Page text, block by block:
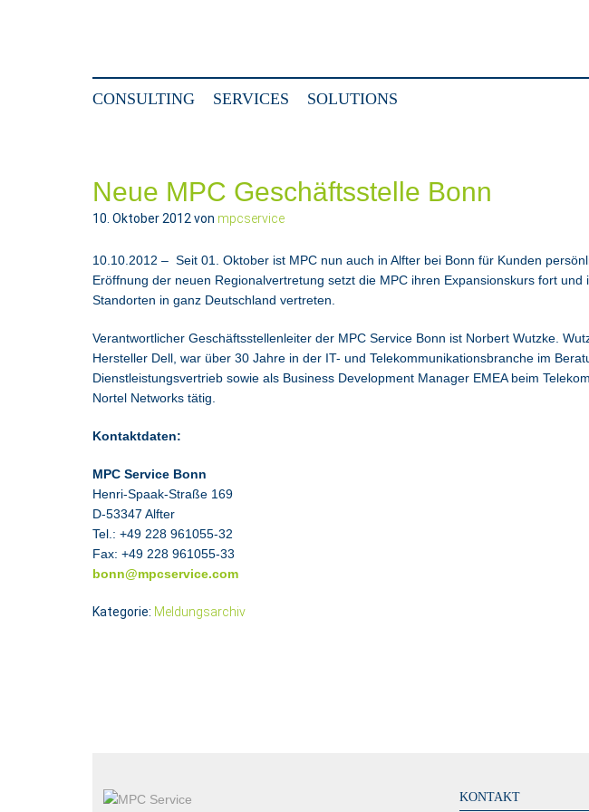
CONSULTING SERVICES SOLUTIONS
Neue MPC Geschäftsstelle Bonn
10. Oktober 2012 von mpcservice
10.10.2012 – Seit 01. Oktober ist MPC nun auch in Alfter bei Bonn für Kunden
Eröffnung der neuen Regionalvertretung setzt die MPC ihren Expansionskurs fort und
Standorten in ganz Deutschland vertreten.
Verantwortlicher Geschäftsstellenleiter der MPC Service Bonn ist Norbert Wutzke.
Hersteller Dell, war über 30 Jahre in der IT- und Telekommunikationsbranche im
Dienstleistungsvertrieb sowie als Business Development Manager EMEA beim
Nortel Networks tätig.
Kontaktdaten:
MPC Service Bonn
Henri-Spaak-Straße 169
D-53347 Alfter
Tel.: +49 228 961055-32
Fax: +49 228 961055-33
bonn@mpcservice.com
Kategorie: Meldungsarchiv
KONTAKT